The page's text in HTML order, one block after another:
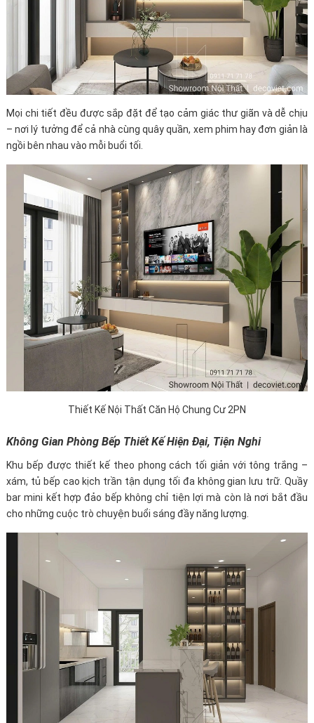
Mọi chi tiết đều được sắp đặt để tạo cảm giác thư giãn và dễ chịu
– nơi lý tưởng để cả nhà cùng quây quần, xem phim hay đơn giản là
ngồi bên nhau vào mỗi buổi tối.
Thiết Kế Nội Thất Căn Hộ Chung Cư 2PN
Không Gian Phòng Bếp Thiết Kế Hiện Đại, Tiện Nghi
Khu bếp được thiết kế theo phong cách tối giản với tông trắng –
xám, tủ bếp cao kịch trần tận dụng tối đa không gian lưu trữ. Quầy
bar mini kết hợp đảo bếp không chỉ tiện lợi mà còn là nơi bắt đầu
cho những cuộc trò chuyện buổi sáng đầy năng lượng.